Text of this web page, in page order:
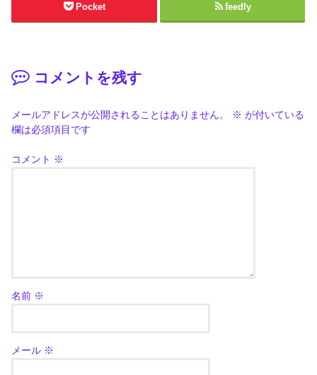
Pocket feedly
コメントを残す
メールアドレスが公開されることはありません。 ※ が付いている
欄は必須項目です
コメント ※
名前 ※
メール ※